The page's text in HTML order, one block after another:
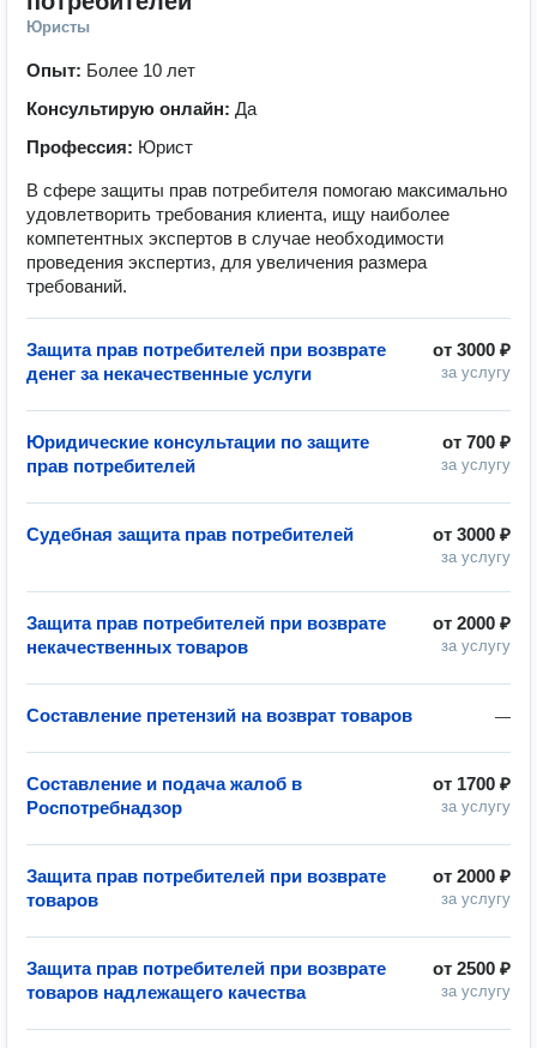
Юристы
Опыт: Более 10 лет
Консультирую онлайн: Да
Профессия: Юрист
В сфере защиты прав потребителя помогаю максимально
удовлетворить требования клиента, ищу наиболее
компетентных экспертов в случае необходимости
проведения экспертиз, для увеличения размера
требований.
от 3000 ₽
за услугу
Защита прав потребителей при возврате
денег за некачественные услуги
от 700 ₽
за услугу
Юридические консультации по защите
прав потребителей
от 3000 ₽
за услугу
Судебная защита прав потребителей
от 2000 ₽
за услугу
Защита прав потребителей при возврате
некачественных товаров
—
Составление претензий на возврат товаров
от 1700 ₽
за услугу
Составление и подача жалоб в
Роспотребнадзор
от 2000 ₽
за услугу
Защита прав потребителей при возврате
товаров
от 2500 ₽
за услугу
Защита прав потребителей при возврате
товаров надлежащего качества